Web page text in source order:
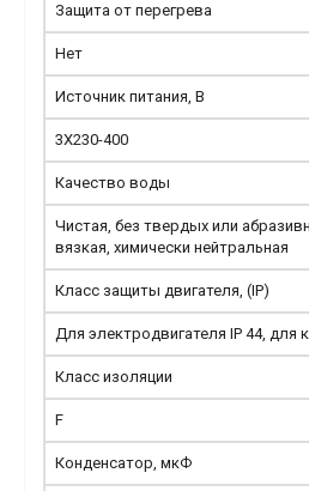
Защита от перегрева
Нет
Источник питания, В
3X230-400
Качество воды
Чистая, без твердых или
вязкая, химически нейтральная
Класс защиты двигателя, (IP)
Для электродвигателя IP 44, для
Класс изоляции
F
Конденсатор, мкФ